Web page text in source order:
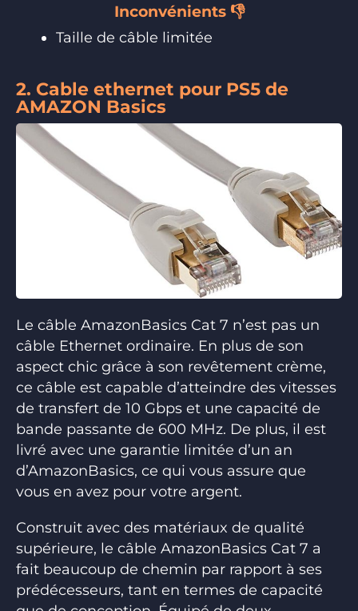
Inconvénients 👎
Taille de câble limitée
2. Cable ethernet pour PS5 de
AMAZON Basics
Le câble AmazonBasics Cat 7 n’est pas un
câble Ethernet ordinaire. En plus de son
aspect chic grâce à son revêtement crème,
ce câble est capable d’atteindre des vitesses
de transfert de 10 Gbps et une capacité de
bande passante de 600 MHz. De plus, il est
livré avec une garantie limitée d’un an
d’AmazonBasics, ce qui vous assure que
vous en avez pour votre argent.
Construit avec des matériaux de qualité
supérieure, le câble AmazonBasics Cat 7 a
fait beaucoup de chemin par rapport à ses
prédécesseurs, tant en termes de capacité